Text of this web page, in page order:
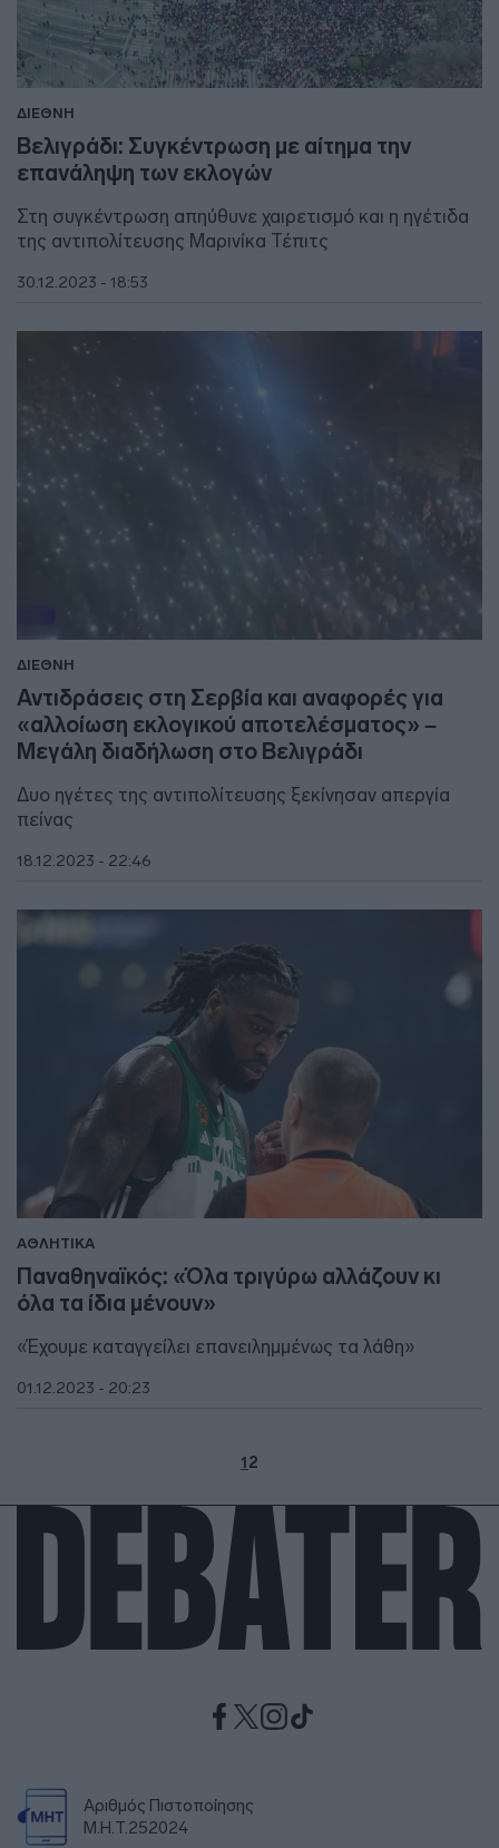
ΔΙΕΘΝΗ
Βελιγράδι: Συγκέντρωση με αίτημα την
επανάληψη των εκλογών
Στη συγκέντρωση απηύθυνε χαιρετισμό και η ηγέτιδα
της αντιπολίτευσης Μαρινίκα Τέπιτς
30.12.2023 - 18:53
ΔΙΕΘΝΗ
Αντιδράσεις στη Σερβία και αναφορές για
«αλλοίωση εκλογικού αποτελέσματος» –
Μεγάλη διαδήλωση στο Βελιγράδι
Δυο ηγέτες της αντιπολίτευσης ξεκίνησαν απεργία
πείνας
18.12.2023 - 22:46
ΑΘΛΗΤΙΚΑ
Παναθηναϊκός: «Όλα τριγύρω αλλάζουν κι
όλα τα ίδια μένουν»
«Έχουμε καταγγείλει επανειλημμένως τα λάθη»
01.12.2023 - 20:23
12
Αριθμός Πιστοποίησης
Μ.Η.Τ.252024